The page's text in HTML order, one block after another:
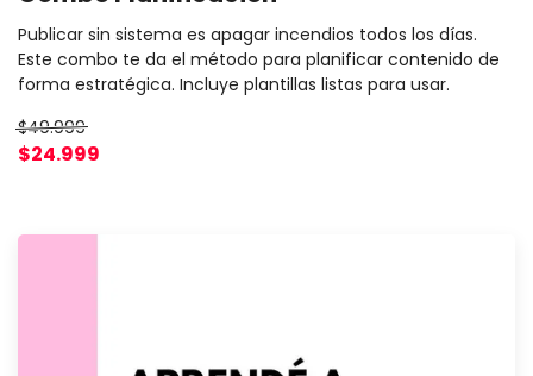
Publicar sin sistema es apagar incendios todos los días.
Este combo te da el método para planificar contenido de
forma estratégica. Incluye plantillas listas para usar.
$49.999
$24.999